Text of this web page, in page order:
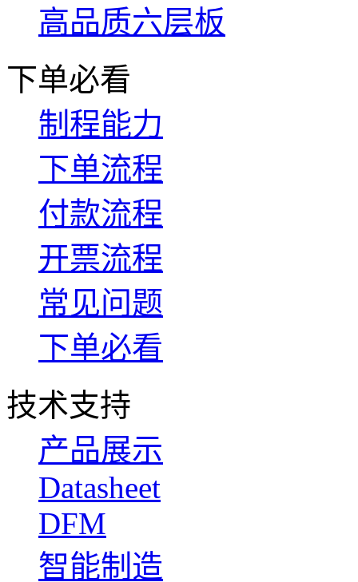
高品质六层板
下单必看
制程能力
下单流程
付款流程
开票流程
常见问题
下单必看
技术支持
产品展示
Datasheet
DFM
智能制造